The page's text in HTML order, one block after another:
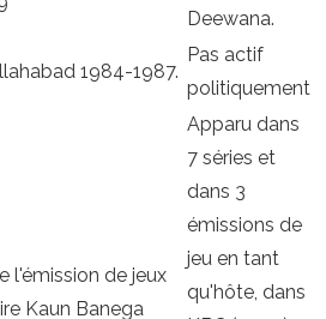
Deewana.
1984-1987.
Pas actif
politiquement
l'émission de jeux
Kaun Banega
Apparu dans
7 séries et
dans 3
émissions de
jeu en tant
qu'hôte, dans